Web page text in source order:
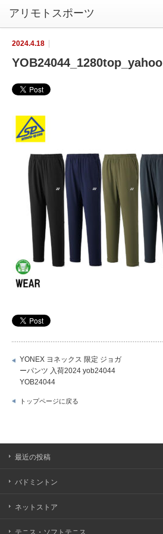
2024.4.18
YOB24044_1280top_yahoo
YONEX ヨネックス 限定 ジョガ
ーパンツ 入荷2024 yob24044
YOB24044
トップページに戻る
最近の投稿
バドミントン
ネットストア
テニス・ソフトテニス